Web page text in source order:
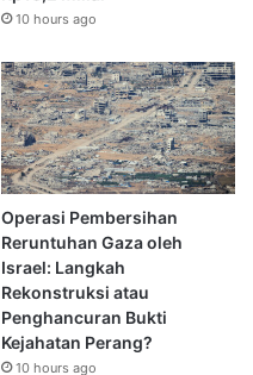
10 hours ago
Operasi Pembersihan
Reruntuhan Gaza oleh
Israel: Langkah
Rekonstruksi atau
Penghancuran Bukti
Kejahatan Perang?
10 hours ago